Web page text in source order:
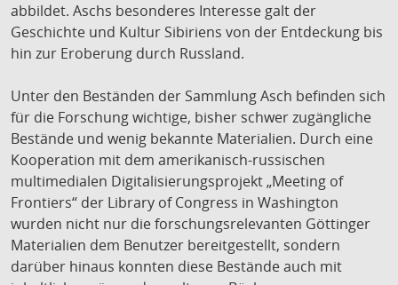
abbildet. Aschs besonderes Interesse galt der
Geschichte und Kultur Sibiriens von der Entdeckung bis
hin zur Eroberung durch Russland.
Unter den Beständen der Sammlung Asch befinden sich
für die Forschung wichtige, bisher schwer zugängliche
Bestände und wenig bekannte Materialien. Durch eine
Kooperation mit dem amerikanisch-russischen
multimedialen Digitalisierungsprojekt „Meeting of
Frontiers“ der Library of Congress in Washington
wurden nicht nur die forschungsrelevanten Göttinger
Materialien dem Benutzer bereitgestellt, sondern
darüber hinaus konnten diese Bestände auch mit